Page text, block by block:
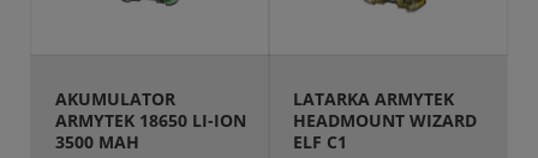
AKUMULATOR
ARMYTEK 18650 LI-ION
3500 MAH
LATARKA ARMYTEK
HEADMOUNT WIZARD
ELF C1